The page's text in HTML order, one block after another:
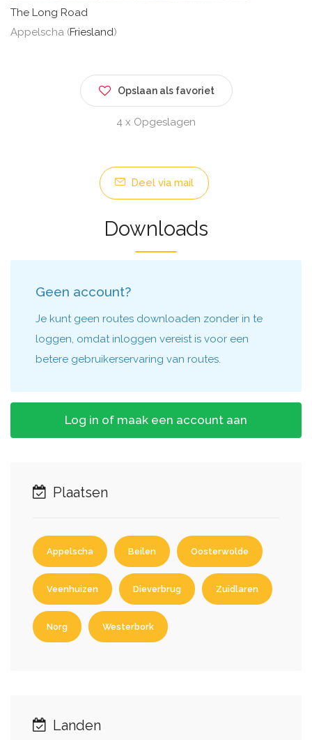
The Long Road
Appelscha (Friesland)
Opslaan als favoriet
4 x Opgeslagen
Deel via mail
Downloads
Geen account?
Je kunt geen routes downloaden zonder in te
loggen, omdat inloggen vereist is voor een
betere gebruikerservaring van routes.
Log in of maak een account aan
Plaatsen
Appelscha Beilen Oosterwolde
Veenhuizen Dieverbrug Zuidlaren
Norg Westerbork
Landen